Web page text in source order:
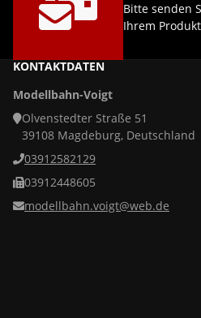
KONTAKTDATEN
Modellbahn-Voigt
Olvenstedter Straße 51
39108 Magdeburg, Deutschland
03912582129
03912448605
modellbahn.voigt@web.de
Bitte senden
Ihrem